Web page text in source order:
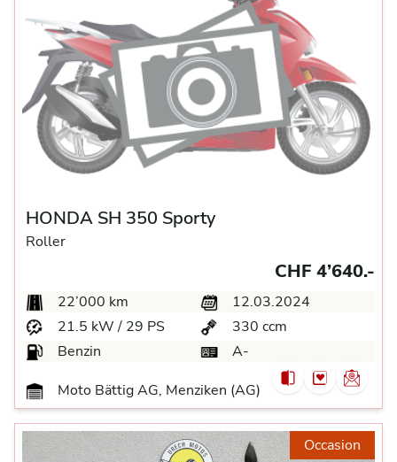
HONDA SH 350 Sporty
Roller
CHF 4’640.-
22’000 km
12.03.2024
21.5 kW / 29 PS
330 ccm
Benzin
A-
Moto Bättig AG, Menziken (AG)
Occasion